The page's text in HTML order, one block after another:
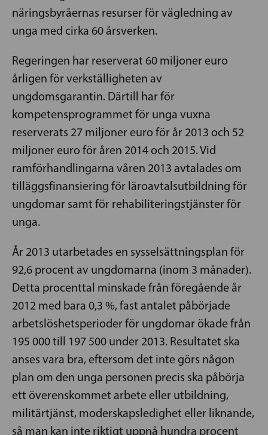
näringsbyråernas resurser för vägledning av
unga med cirka 60 årsverken.
Regeringen har reserverat 60 miljoner euro
årligen för verkställigheten av
ungdomsgarantin. Därtill har för
kompetensprogrammet för unga vuxna
reserverats 27 miljoner euro för år 2013 och 52
miljoner euro för åren 2014 och 2015. Vid
ramförhandlingarna våren 2013 avtalades om
tilläggsfinansiering för läroavtalsutbildning för
ungdomar samt för rehabiliteringstjänster för
unga.
År 2013 utarbetades en sysselsättningsplan för
92,6 procent av ungdomarna (inom 3 månader).
Detta procenttal minskade från föregående år
2012 med bara 0,3 %, fast antalet påbörjade
arbetslöshetsperioder för ungdomar ökade från
195 000 till 197 500 under 2013. Resultatet ska
anses vara bra, eftersom det inte görs någon
plan om den unga personen precis ska påbörja
ett överenskommet arbete eller utbildning,
militärtjänst, moderskapsledighet eller liknande,
så man kan inte riktigt uppnå hundra procent